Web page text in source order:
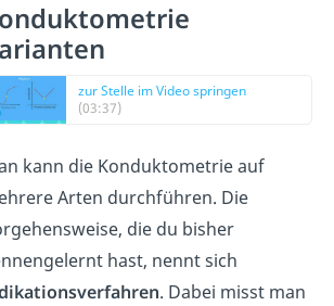
zur Stelle im Video springen
(03:37)
kann die Konduktometrie auf
Arten durchführen. Die
die du bisher
hast, nennt sich
. Dabei misst man